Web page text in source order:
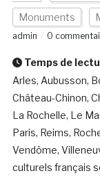
Monuments
admin
0
Temps de
Arles, Aubusson,
Château-Chinon,
La Rochelle, Le
Paris, Reims,
Vendôme,
culturels français